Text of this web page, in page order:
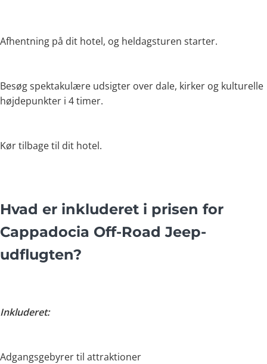
Afhentning på dit hotel, og heldagsturen starter.
Besøg spektakulære udsigter over dale, kirker og kulturelle
højdepunkter i 4 timer.
Kør tilbage til dit hotel.
Hvad er inkluderet i prisen for
Cappadocia Off-Road Jeep-
udflugten?
Inkluderet:
Adgangsgebyrer til attraktioner